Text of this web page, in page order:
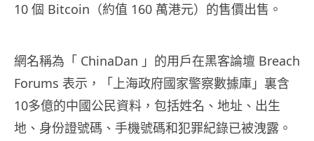
10 個 Bitcoin（約值 160 萬港元）的售價出售。
網名稱為「 ChinaDan 」的用戶在黑客論壇 Breach
Forums 表示，「上海政府國家警察數據庫」裏含
10多億的中國公民資料，包括姓名、地址、出生
地、身份證號碼、手機號碼和犯罪紀錄已被洩露。